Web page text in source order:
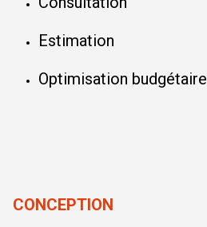
Estimation
Optimisation budgétaire
CONCEPTION